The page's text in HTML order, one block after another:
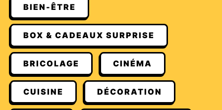
BIEN-ÊTRE
BOX & CADEAUX SURPRISE
BRICOLAGE CINÉMA
CUISINE DÉCORATION